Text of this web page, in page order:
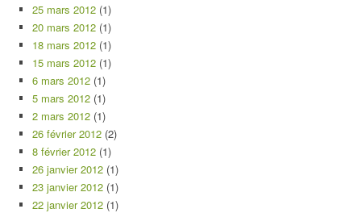
25 mars 2012 (1)
20 mars 2012 (1)
18 mars 2012 (1)
15 mars 2012 (1)
6 mars 2012 (1)
5 mars 2012 (1)
2 mars 2012 (1)
26 février 2012 (2)
8 février 2012 (1)
26 janvier 2012 (1)
23 janvier 2012 (1)
22 janvier 2012 (1)